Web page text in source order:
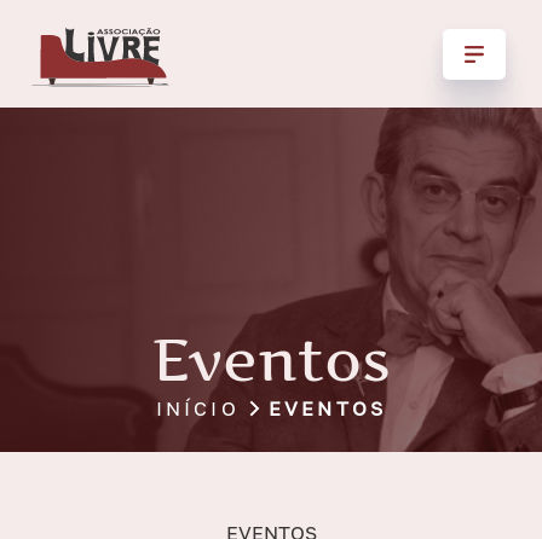
Eventos
INÍCIO EVENTOS
EVENTOS